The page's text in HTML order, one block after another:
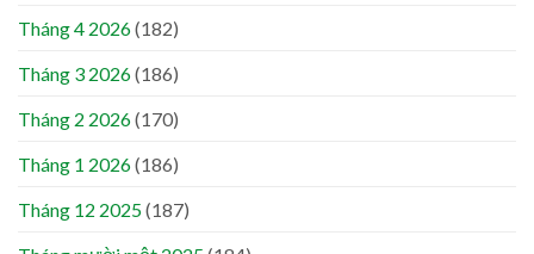
Tháng 4 2026(182)
Tháng 3 2026(186)
Tháng 2 2026(170)
Tháng 1 2026(186)
Tháng 12 2025(187)